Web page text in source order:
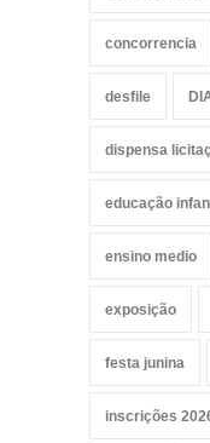
concorrencia
desfile
dispensa
educação
ensino medio
exposição
festa junina
inscrições